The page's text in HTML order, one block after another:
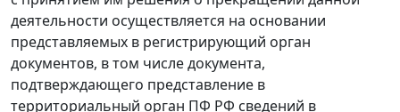
деятельности осуществляется на основании
представляемых в регистрирующий орган
документов, в том числе документа,
подтверждающего представление в
территориальный орган ПФ РФ сведений в